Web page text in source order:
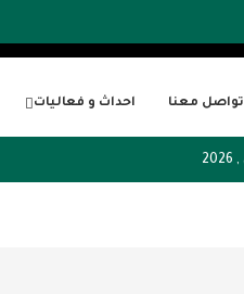
احداث و فعاليات تواصل معنا